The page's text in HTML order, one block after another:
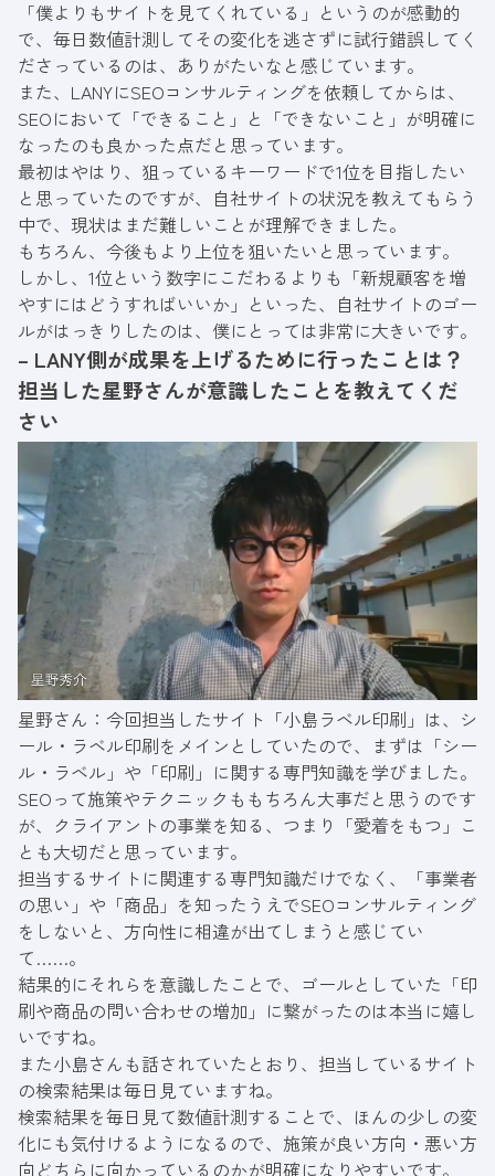
「僕よりもサイトを見てくれている」というのが感動的
で、毎日数値計測してその変化を逃さずに試行錯誤してく
ださっているのは、ありがたいなと感じています。
また、LANYにSEOコンサルティングを依頼してからは、
SEOにおいて「できること」と「できないこと」が明確に
なったのも良かった点だと思っています。
最初はやはり、狙っているキーワードで1位を目指したい
と思っていたのですが、自社サイトの状況を教えてもらう
中で、現状はまだ難しいことが理解できました。
もちろん、今後もより上位を狙いたいと思っています。
しかし、1位という数字にこだわるよりも「新規顧客を増
やすにはどうすればいいか」といった、自社サイトのゴー
ルがはっきりしたのは、僕にとっては非常に大きいです。
– LANY側が成果を上げるために行ったことは？
担当した星野さんが意識したことを教えてくだ
さい
星野さん：今回担当したサイト「小島ラベル印刷」は、シ
ール・ラベル印刷をメインとしていたので、まずは「シー
ル・ラベル」や「印刷」に関する専門知識を学びました。
SEOって施策やテクニックももちろん大事だと思うのです
が、クライアントの事業を知る、つまり「愛着をもつ」こ
とも大切だと思っています。
担当するサイトに関連する専門知識だけでなく、「事業者
の思い」や「商品」を知ったうえでSEOコンサルティング
をしないと、方向性に相違が出てしまうと感じてい
て……。
結果的にそれらを意識したことで、ゴールとしていた「印
刷や商品の問い合わせの増加」に繋がったのは本当に嬉し
いですね。
また小島さんも話されていたとおり、担当しているサイト
の検索結果は毎日見ていますね。
検索結果を毎日見て数値計測することで、ほんの少しの変
化にも気付けるようになるので、施策が良い方向・悪い方
向どちらに向かっているのかが明確になりやすいです。